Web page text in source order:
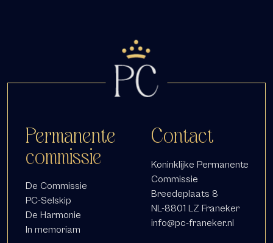
Contact
Koninklijke Permanente
Commissie
Breedeplaats 8
NL-8801 LZ Franeker
info@pc-franeker.nl
Permanente
commissie
De Commissie
PC-Selskip
De Harmonie
In memoriam